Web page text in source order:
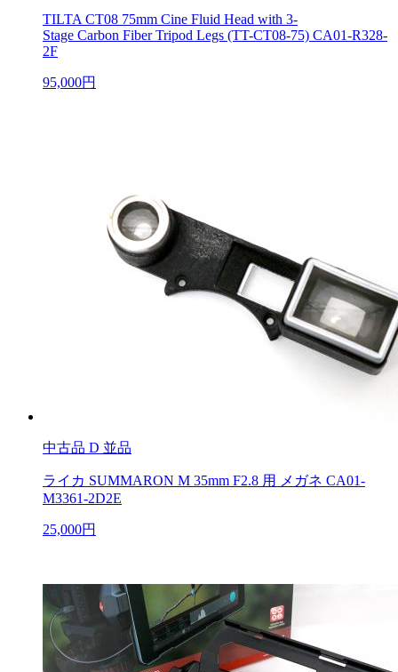
TILTA CT08 75mm Cine Fluid Head with 3-
Stage Carbon Fiber Tripod Legs (TT-CT08-75) CA01-R328-
2F
95,000円
中古品 D 並品
ライカ SUMMARON M 35mm F2.8 用 メガネ CA01-
M3361-2D2E
25,000円